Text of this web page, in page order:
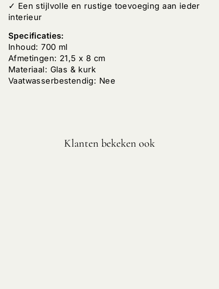
✓ Een stijlvolle en rustige toevoeging aan ieder
interieur
Specificaties:
Inhoud: 700 ml
Afmetingen: 21,5 x 8 cm
Materiaal: Glas & kurk
Vaatwasserbestendig: Nee
Klanten bekeken ook